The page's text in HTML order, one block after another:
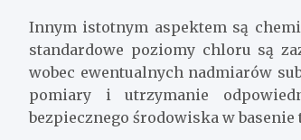
Innym istotnym aspektem są
standardowe poziomy chloru są
wobec ewentualnych nadmiarów
pomiary i utrzymanie
bezpiecznego środowiska w